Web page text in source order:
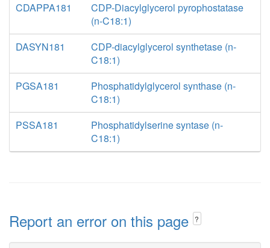
CDAPPA181
CDP-Diacylglycerol pyrophostatase
(n-C18:1)
DASYN181
CDP-diacylglycerol synthetase (n-
C18:1)
PGSA181
Phosphatidylglycerol synthase (n-
C18:1)
PSSA181
Phosphatidylserine syntase (n-
C18:1)
Report an error on this page ?